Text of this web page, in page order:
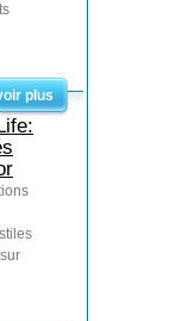
plus